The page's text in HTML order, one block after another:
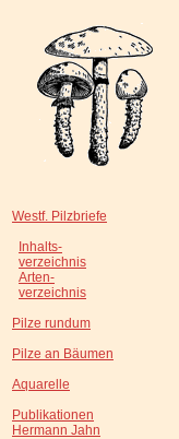
Westf. Pilzbriefe
Inhalts-
verzeichnis
Arten-
verzeichnis
Pilze rundum
Pilze an Bäumen
Aquarelle
Publikationen
Hermann Jahn